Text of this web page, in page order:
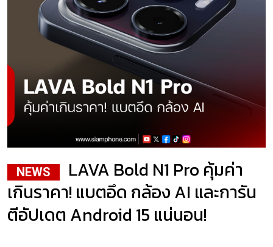
NEWS
LAVA Bold N1 Pro คุ้มค่า
เกินราคา! แบตอึด กล้อง AI และการัน
ตีอัปเดต Android 15 แน่นอน!